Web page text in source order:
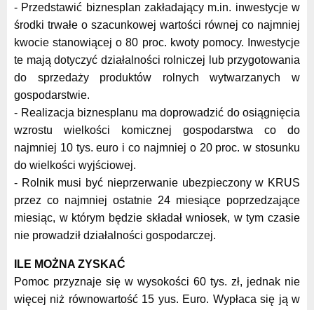
- Przedstawić biznesplan zakładający m.in. inwestycje w
środki trwałe o szacunkowej wartości równej co najmniej
kwocie stanowiącej o 80 proc. kwoty pomocy. Inwestycje
te mają dotyczyć działalności rolniczej lub przygotowania
do sprzedaży produktów rolnych wytwarzanych w
gospodarstwie.
- Realizacja biznesplanu ma doprowadzić do osiągnięcia
wzrostu wielkości komicznej gospodarstwa co do
najmniej 10 tys. euro i co najmniej o 20 proc. w stosunku
do wielkości wyjściowej.
- Rolnik musi być nieprzerwanie ubezpieczony w KRUS
przez co najmniej ostatnie 24 miesiące poprzedzające
miesiąc, w którym będzie składał wniosek, w tym czasie
nie prowadził działalności gospodarczej.
ILE MOŻNA ZYSKAĆ
Pomoc przyznaje się w wysokości 60 tys. zł, jednak nie
więcej niż równowartość 15 yus. Euro. Wypłaca się ją w